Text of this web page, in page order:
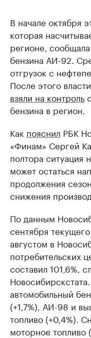
В начале октября
которая
регионе,
бензина АИ-92.
отгрузок с
После этого
взяли на контроль
бензина в регион.
Как пояснил РБК
«Финам» Сергей
полтора ситуация
может остаться
продолжения
снижения
По данным
сентября
августом в
потребительских
составил 101,6%,
автомобильный
(+1,7%), АИ-98 и
топливо (+0,4%).
моторное топливо